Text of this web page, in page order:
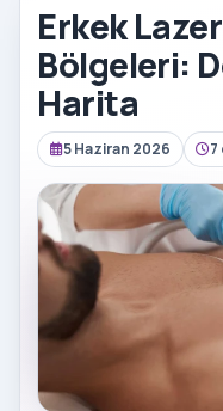
Erkek
Bölgeleri:
Harita
5 Haziran 2026 7